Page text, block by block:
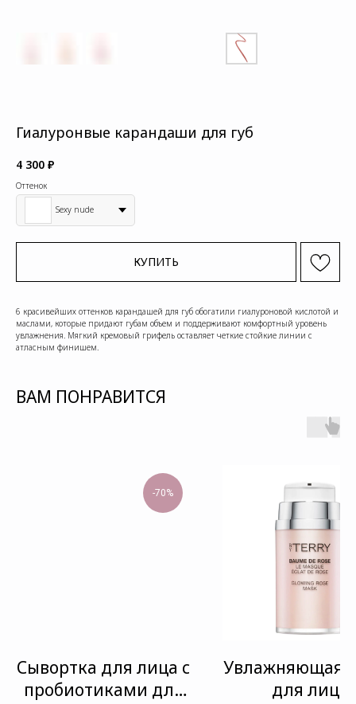
Гиалуронвые карандаши для губ
4 300 ₽
Оттенок
Sexy nude
КУПИТЬ
6 красивейших оттенков карандашей для губ обогатили гиалуроновой кислотой и
маслами, которые придают губам объем и поддерживают комфортный уровень
увлажнения. Мягкий кремовый грифель оставляет четкие стойкие линии с
атласным финишем.
ВАМ ПОНРАВИТСЯ
-70%
Сывортка для лица с
пробиотиками для
Увлажняющая
для лица